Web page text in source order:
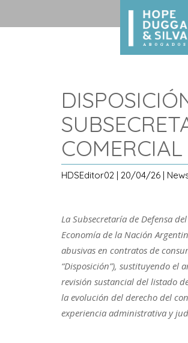
COMERCIAL
HDSEditor02 | 20/04/26 |
La Subsecretaría de Defensa
Economía de la Nación
abusivas en contratos de
“Disposición”), sustituyendo el
revisión sustancial del listado
la evolución del derecho del
experiencia administrativa y